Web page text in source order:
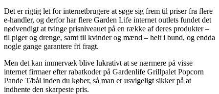
Det er rigtig let for internetbrugere at søge sig frem til priser fra flere
e-handler, og derfor har flere Garden Life internet outlets fundet det
nødvendigt at tvinge prisniveauet på en række af deres produkter –
til piger og drenge, samt til kvinder og mænd – helt i bund, og endda
nogle gange garantere fri fragt.
Men det kan immervæk blive lukrativt at se nærmere på visse
internet firmaer efter rabatkoder på Gardenlife Grillpalet Popcorn
Pande T/bål inden du køber, så man er usvigeligt sikker på at
indhente den skarpeste pris.